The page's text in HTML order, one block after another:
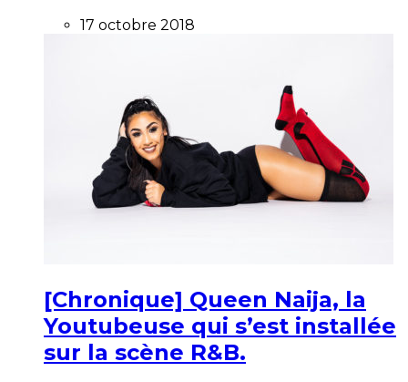
17 octobre 2018
[Chronique] Queen Naija, la
Youtubeuse qui s’est installée
sur la scène R&B.